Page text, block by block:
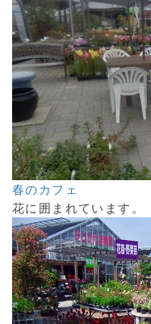
春のカフェ
花に囲まれています。